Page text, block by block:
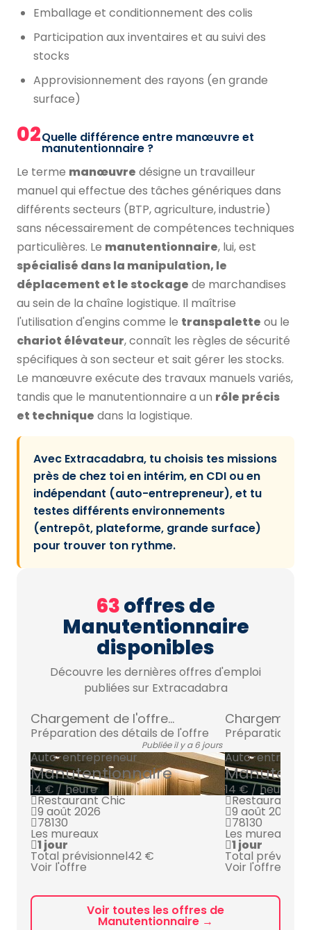
Emballage et conditionnement des colis
Participation aux inventaires et au suivi des
stocks
Approvisionnement des rayons (en grande
surface)
02Quelle différence entre manœuvre et
manutentionnaire ?
Le terme manœuvre désigne un travailleur
manuel qui effectue des tâches génériques dans
différents secteurs (BTP, agriculture, industrie)
sans nécessairement de compétences techniques
particulières. Le manutentionnaire, lui, est
spécialisé dans la manipulation, le
déplacement et le stockage de marchandises
au sein de la chaîne logistique. Il maîtrise
l'utilisation d'engins comme le transpalette ou le
chariot élévateur, connaît les règles de sécurité
spécifiques à son secteur et sait gérer les stocks.
Le manœuvre exécute des travaux manuels variés,
tandis que le manutentionnaire a un rôle précis
et technique dans la logistique.
Avec Extracadabra, tu choisis tes missions
près de chez toi en intérim, en CDI ou en
indépendant (auto-entrepreneur), et tu
testes différents environnements
(entrepôt, plateforme, grande surface)
pour trouver ton rythme.
63offres de
Manutentionnaire
disponibles
Découvre les dernières offres d'emploi
publiées sur Extracadabra
Chargement de l'offre...
Préparation des détails de l'offre
Publiée il y a 6 jours
Auto-entrepreneur
Manutentionnaire
14 € / heure
Restaurant Chic
9 août 2026
78130
Les mureaux
1 jour
Total prévisionnel42 €
Voir l'offre
Chargement
Préparation
Auto-
14 € / heure
Restaurant
9 août 2026
78130
Les mureaux
1 jour
Total
Voir l'offre
Voir toutes les offres de
Manutentionnaire →